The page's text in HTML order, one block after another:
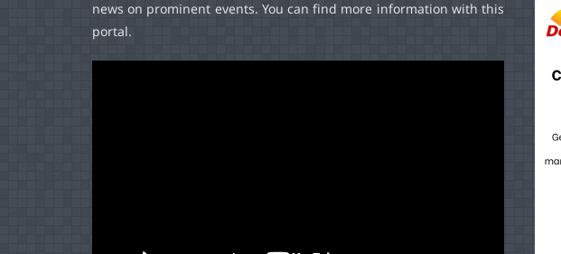
news on prominent events. You can find more information with this
portal.